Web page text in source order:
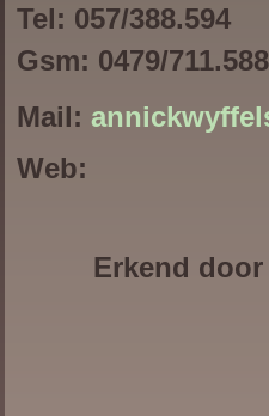
Tel: 057/388.594
Gsm: 0479/711.588
Mail:
Web:
Erkend